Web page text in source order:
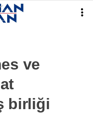
ve
birliği